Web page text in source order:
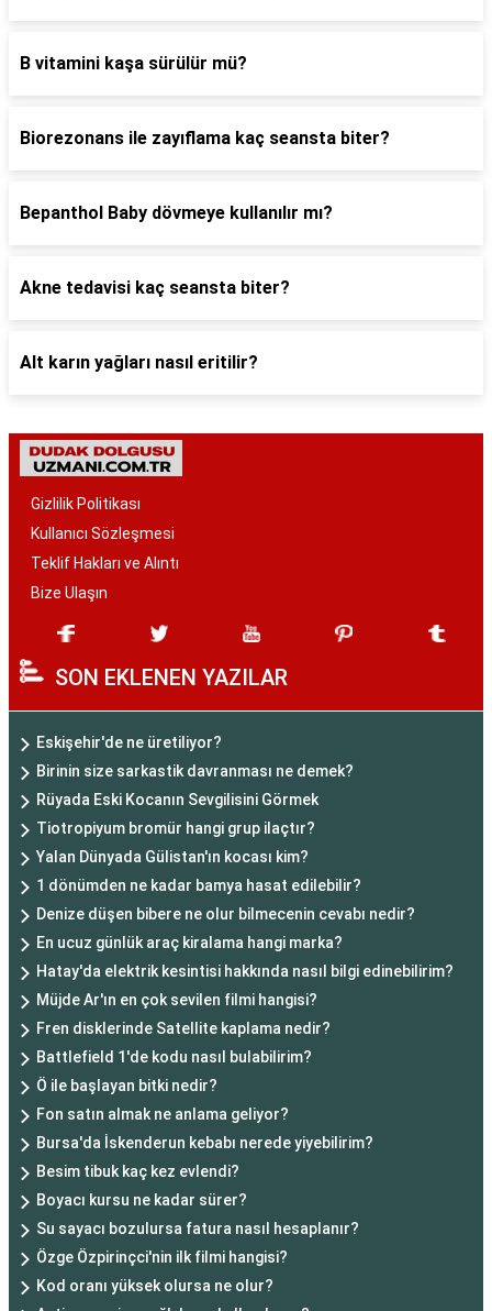
B vitamini kaşa sürülür mü?
Biorezonans ile zayıflama kaç seansta biter?
Bepanthol Baby dövmeye kullanılır mı?
Akne tedavisi kaç seansta biter?
Alt karın yağları nasıl eritilir?
Gizlilik Politikası
Kullanıcı Sözleşmesi
Teklif Hakları ve Alıntı
Bize Ulaşın
SON EKLENEN YAZILAR
Eskişehir'de ne üretiliyor?
Birinin size sarkastik davranması ne demek?
Rüyada Eski Kocanın Sevgilisini Görmek
Tiotropiyum bromür hangi grup ilaçtır?
Yalan Dünyada Gülistan'ın kocası kim?
1 dönümden ne kadar bamya hasat edilebilir?
Denize düşen bibere ne olur bilmecenin cevabı nedir?
En ucuz günlük araç kiralama hangi marka?
Hatay'da elektrik kesintisi hakkında nasıl bilgi edinebilirim?
Müjde Ar'ın en çok sevilen filmi hangisi?
Fren disklerinde Satellite kaplama nedir?
Battlefield 1'de kodu nasıl bulabilirim?
Ö ile başlayan bitki nedir?
Fon satın almak ne anlama geliyor?
Bursa'da İskenderun kebabı nerede yiyebilirim?
Besim tibuk kaç kez evlendi?
Boyacı kursu ne kadar sürer?
Su sayacı bozulursa fatura nasıl hesaplanır?
Özge Özpirinçci'nin ilk filmi hangisi?
Kod oranı yüksek olursa ne olur?